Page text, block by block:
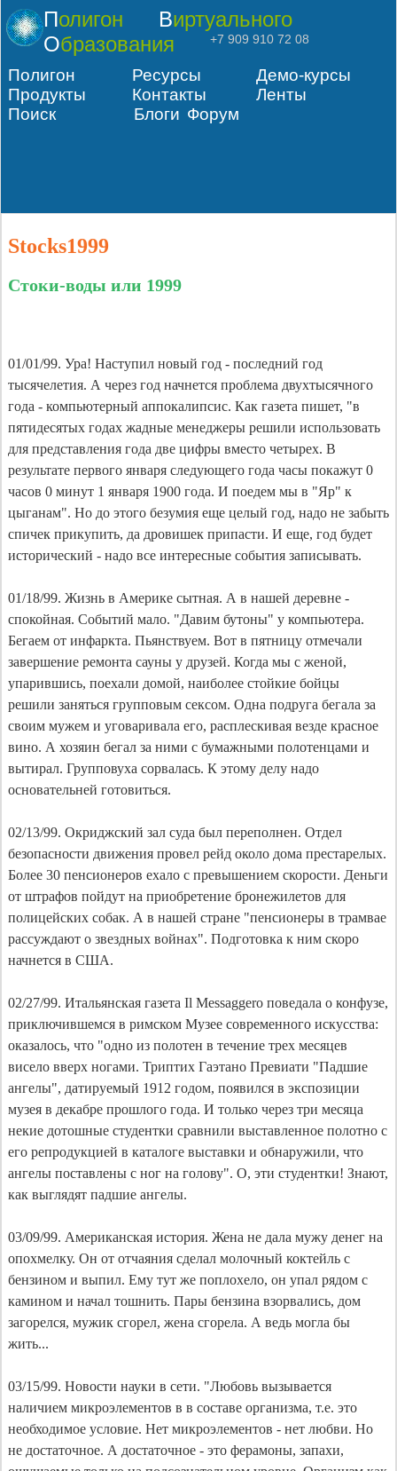
Полигон
Виртуального
Образования
+7 909 910 72 08
Полигон Ресурсы
Демо-курсы
Продукты
Контакты
Ленты
Поиск
Блоги Форум
Stocks1999
Стоки-воды или 1999
01/01/99. Ура! Наступил новый год - последний год
тысячелетия. А через год начнется проблема двухтысячного
года - компьютерный аппокалипсис. Как газета пишет, "в
пятидесятых годах жадные менеджеры решили использовать
для представления года две цифры вместо четырех. В
результате первого января следующего года часы покажут 0
часов 0 минут 1 января 1900 года. И поедем мы в "Яр" к
цыганам". Но до этого безумия еще целый год, надо не забыть
спичек прикупить, да дровишек припасти. И еще, год будет
исторический - надо все интересные события записывать.
01/18/99. Жизнь в Америке сытная. А в нашей деревне -
спокойная. Событий мало. "Давим бутоны" у компьютера.
Бегаем от инфаркта. Пьянствуем. Вот в пятницу отмечали
завершение ремонта сауны у друзей. Когда мы с женой,
упарившись, поехали домой, наиболее стойкие бойцы
решили заняться групповым сексом. Одна подруга бегала за
своим мужем и уговаривала его, расплескивая везде красное
вино. А хозяин бегал за ними с бумажными полотенцами и
вытирал. Групповуха сорвалась. К этому делу надо
основательней готовиться.
02/13/99. Окриджский зал суда был переполнен. Отдел
безопасности движения провел рейд около дома престарелых.
Более 30 пенсионеров ехало с превышением скорости. Деньги
от штрафов пойдут на приобретение бронежилетов для
полицейских собак. А в нашей стране "пенсионеры в трамвае
рассуждают о звездных войнах". Подготовка к ним скоро
начнется в США.
02/27/99. Итальянская газета Il Messaggero поведала о конфузе,
приключившемся в римском Музее современного искусства:
оказалось, что "одно из полотен в течение трех месяцев
висело вверх ногами. Триптих Гаэтано Превиати "Падшие
ангелы", датируемый 1912 годом, появился в экспозиции
музея в декабре прошлого года. И только через три месяца
некие дотошные студентки сравнили выставленное полотно с
его репродукцией в каталоге выставки и обнаружили, что
ангелы поставлены с ног на голову". О, эти студентки! Знают,
как выглядят падшие ангелы.
03/09/99. Американская история. Жена не дала мужу денег на
опохмелку. Он от отчаяния сделал молочный коктейль с
бензином и выпил. Ему тут же поплохело, он упал рядом с
камином и начал тошнить. Пары бензина взорвались, дом
загорелся, мужик сгорел, жена сгорела. А ведь могла бы
жить...
03/15/99. Новости науки в сети. "Любовь вызывается
наличием микроэлементов в в составе организма, т.е. это
необходимое условие. Нет микроэлементов - нет любви. Но
не достаточное. А достаточное - это ферамоны, запахи,